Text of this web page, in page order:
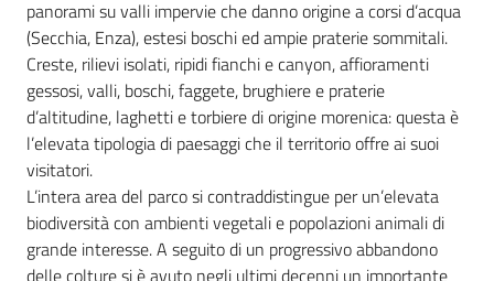
panorami su valli impervie che danno origine a corsi d’acqua
(Secchia, Enza), estesi boschi ed ampie praterie sommitali.
Creste, rilievi isolati, ripidi fianchi e canyon, affioramenti
gessosi, valli, boschi, faggete, brughiere e praterie
d’altitudine, laghetti e torbiere di origine morenica: questa è
l’elevata tipologia di paesaggi che il territorio offre ai suoi
visitatori.
L’intera area del parco si contraddistingue per un’elevata
biodiversità con ambienti vegetali e popolazioni animali di
grande interesse. A seguito di un progressivo abbandono
delle colture si è avuto negli ultimi decenni un importante